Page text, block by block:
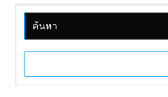
ค้นหา